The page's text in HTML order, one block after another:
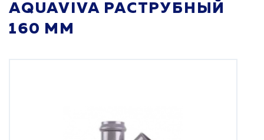
AQUAVIVA РАСТРУБНЫЙ
160 ММ